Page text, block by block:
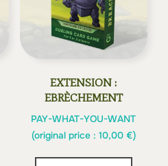
EXTENSION :
EBRÈCHEMENT
PAY-WHAT-YOU-WANT
(original price : 10,00 €)
Ce